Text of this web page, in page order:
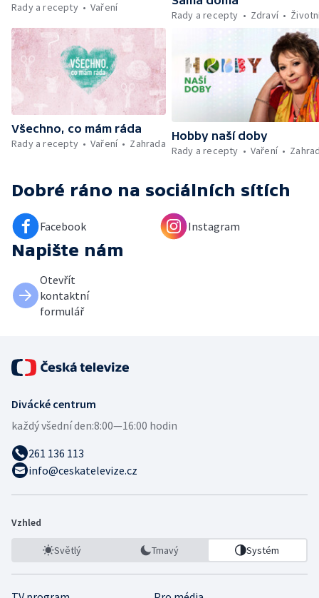
Kniha veselých říkanek Hrátky se zvířátky —
Umělecký festival Pohoda 2026 —
Vyhodnocení ankety + ČT tipy —
Vyhodnocení divácké soutěže — Práce
záchranářů v létě
Rady a recepty
Vaření
Rady a recepty
Zdraví
Všechno, co mám ráda
Rady a recepty
Vaření Zahrada
Hobby naší doby
Rady a recepty
Vaření
Dobré ráno na sociálních sítích
Facebook Instagram
Napište nám
Otevřít
kontaktní
formulář
Divácké centrum
každý všední den:8:00—16:00 hodin
261 136 113
info@ceskatelevize.cz
Vzhled
Světlý Tmavý Systém